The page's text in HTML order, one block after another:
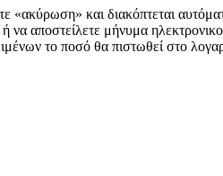
«ακύρωση» και διακόπτεται
αποστείλετε μήνυμα
το ποσό θα πιστωθεί στο